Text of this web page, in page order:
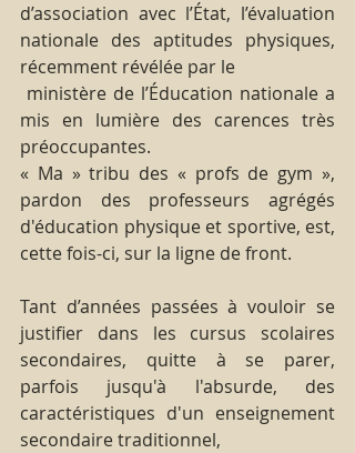
d’association avec l’État, l’évaluation
nationale des aptitudes physiques,
récemment révélée par le
mis en lumière des carences très
préoccupantes.
« Ma » tribu des « profs de gym »,
pardon des professeurs agrégés
d'éducation physique et sportive, est,
cette fois-ci, sur la ligne de front.
Tant d’années passées à vouloir se
justifier dans les cursus scolaires
secondaires, quitte à se parer,
parfois jusqu'à l'absurde, des
caractéristiques d'un enseignement
secondaire traditionnel,